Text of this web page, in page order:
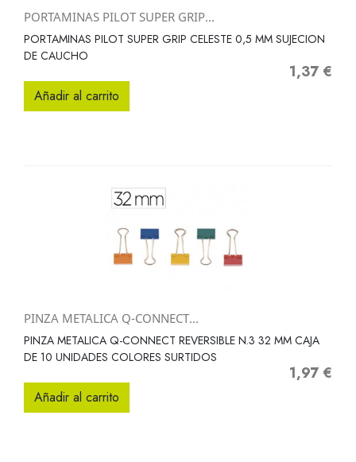
PORTAMINAS PILOT SUPER GRIP...
PORTAMINAS PILOT SUPER GRIP CELESTE 0,5 MM SUJECION
DE CAUCHO
Precio
1,37 €
Añadir al carrito
PINZA METALICA Q-CONNECT...
PINZA METALICA Q-CONNECT REVERSIBLE N.3 32 MM CAJA
DE 10 UNIDADES COLORES SURTIDOS
Precio
1,97 €
Añadir al carrito